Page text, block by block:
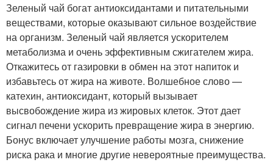
Зеленый чай богат антиоксидантами и питательными
веществами, которые оказывают сильное воздействие
на организм. Зеленый чай является ускорителем
метаболизма и очень эффективным сжигателем жира.
Откажитесь от газировки в обмен на этот напиток и
избавьтесь от жира на животе. Волшебное слово —
катехин, антиоксидант, который вызывает
высвобождение жира из жировых клеток. Этот дает
сигнал печени ускорить превращение жира в энергию.
Бонус включает улучшение работы мозга, снижение
риска рака и многие другие невероятные преимущества.